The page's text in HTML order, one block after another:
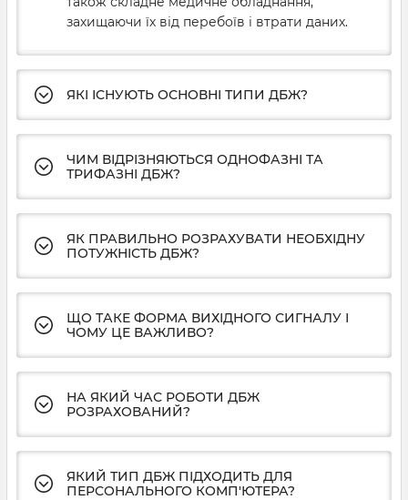
захищаючи їх від перебоїв і втрати даних.
ЯКІ ІСНУЮТЬ ОСНОВНІ ТИПИ ДБЖ?
ЧИМ ВІДРІЗНЯЮТЬСЯ ОДНОФАЗНІ ТА
ТРИФАЗНІ ДБЖ?
ЯК ПРАВИЛЬНО РОЗРАХУВАТИ НЕОБХІДНУ
ПОТУЖНІСТЬ ДБЖ?
ЩО ТАКЕ ФОРМА ВИХІДНОГО СИГНАЛУ І
ЧОМУ ЦЕ ВАЖЛИВО?
НА ЯКИЙ ЧАС РОБОТИ ДБЖ
РОЗРАХОВАНИЙ?
ЯКИЙ ТИП ДБЖ ПІДХОДИТЬ ДЛЯ
ПЕРСОНАЛЬНОГО КОМП'ЮТЕРА?